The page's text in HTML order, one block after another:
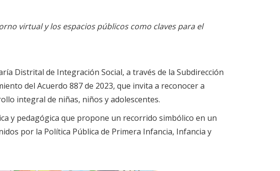
virtual y los espacios públicos como claves para el
Distrital de Integración Social, a través de la Subdirección
del Acuerdo 887 de 2023, que invita a reconocer a
integral de niñas, niños y adolescentes.
y pedagógica que propone un recorrido simbólico en un
por la Política Pública de Primera Infancia, Infancia y